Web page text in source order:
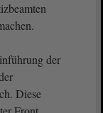
der
Diese